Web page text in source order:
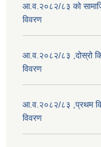
आ.व.२०८२/८३ को
विवरण
आ.व.२०८२/८३ ,दोस्रो
विवरण
आ.व.२०८२/८३ ,प्रथम
विवरण